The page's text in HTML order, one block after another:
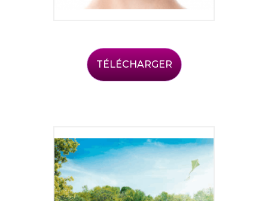
TÉLÉCHARGER